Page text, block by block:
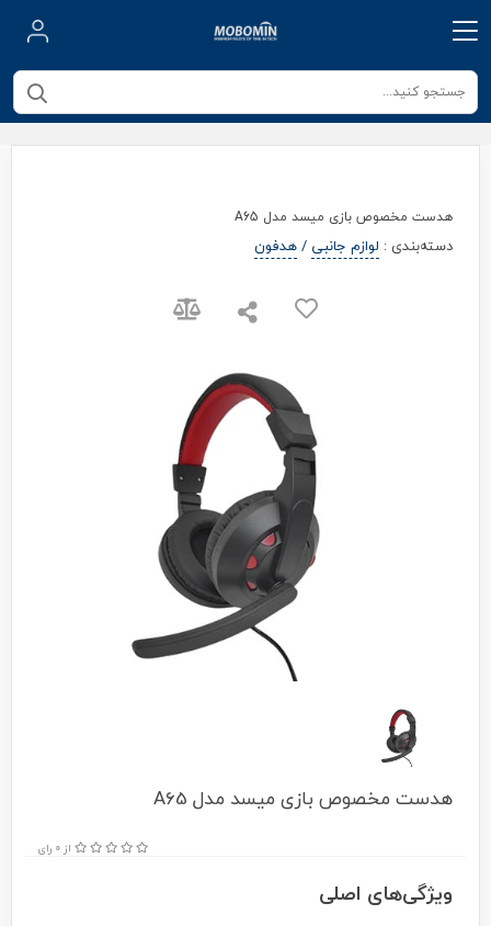
هدست مخصوص بازی میسد مدل A65
دسته‌بندی : لوازم جانبی /هدفون
هدست مخصوص بازی میسد مدل A65
از 0 رای
ویژگی‌های اصلی